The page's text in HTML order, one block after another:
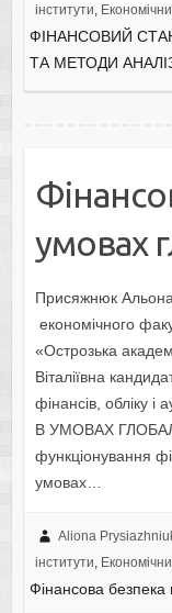
інститути,
ФІНАНСОВИЙ
ТА МЕТОДИ
умовах
Присяжнюк
економічного
«Острозька
Віталіївна
фінансів, обліку
В УМОВАХ
функціонування
умовах…
Aliona
інститути,
Фінансова безпека